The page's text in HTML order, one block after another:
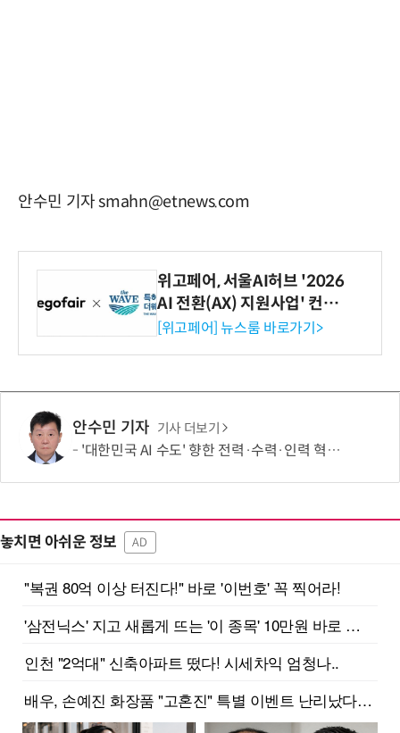
안수민 기자 smahn@etnews.com
위고페어, 서울AI허브 '2026
AI 전환(AX) 지원사업' 컨소
시엄 선정
[위고페어] 뉴스룸 바로가기>
안수민 기자 기사 더보기
'대한민국 AI 수도' 향한 전력·수력·인력 혁신 시동…'충남 3력 혁신 TF 회의 첫 개최
놓치면 아쉬운 정보 AD